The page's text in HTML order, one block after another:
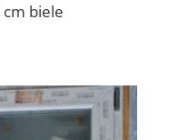
biele